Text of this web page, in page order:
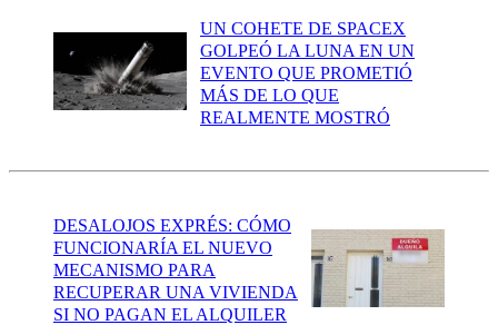
UN COHETE DE SPACEX
GOLPEÓ LA LUNA EN UN
EVENTO QUE PROMETIÓ
MÁS DE LO QUE
REALMENTE MOSTRÓ
DESALOJOS EXPRÉS: CÓMO
FUNCIONARÍA EL NUEVO
MECANISMO PARA
RECUPERAR UNA VIVIENDA
SI NO PAGAN EL ALQUILER